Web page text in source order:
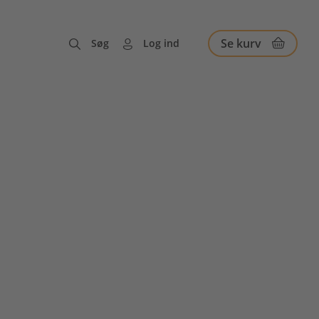
Søg Log ind Se kurv